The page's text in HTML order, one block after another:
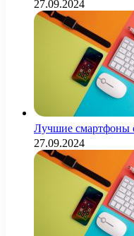
27.09.2024
Лучшие смартфоны
27.09.2024